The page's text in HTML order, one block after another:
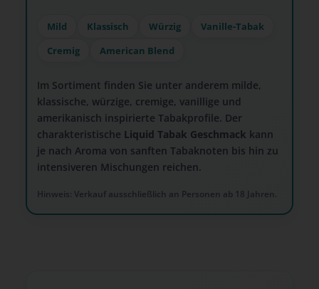
Mild Klassisch Würzig
Vanille-Tabak
Cremig
American Blend
Im Sortiment finden Sie unter anderem milde,
klassische, würzige, cremige, vanillige und
amerikanisch inspirierte Tabakprofile. Der
charakteristische Liquid Tabak Geschmack kann
je nach Aroma von sanften Tabaknoten bis hin zu
intensiveren Mischungen reichen.
Hinweis: Verkauf ausschließlich an Personen ab 18 Jahren.